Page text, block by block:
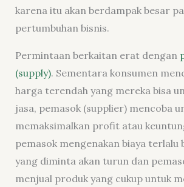
karena itu akan berdampak besar
pertumbuhan bisnis.
Permintaan berkaitan erat dengan
(supply). Sementara konsumen
harga terendah yang mereka bisa
jasa, pemasok (supplier) mencoba
memaksimalkan profit atau
pemasok mengenakan biaya terlalu
yang diminta akan turun dan
menjual produk yang cukup untuk